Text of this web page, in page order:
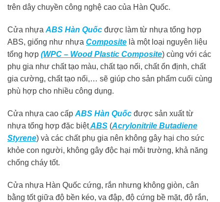
trên dây chuyền công nghệ cao của Hàn Quốc.
Cửa nhựa ABS Hàn Quốc được làm từ nhựa tổng hợp
ABS, giống như nhựa Composite là một loại nguyên liệu
tổng hợp (WPC – Wood Plastic Composite) cùng với các
phụ gia như chất tạo màu, chất tạo nối, chất ổn định, chất
gia cường, chất tạo nổi,… sẽ giúp cho sản phẩm cuối cùng
phù hợp cho nhiều công dụng.
Cửa nhựa cao cấp ABS Hàn Quốc được sản xuất từ
nhựa tổng hợp đặc biệtABS (Acrylonitrile Butadiene
Styrene) và các chất phụ gia nên không gây hại cho sức
khỏe con người, không gây độc hại môi trường, khả năng
chống cháy tốt.
Cửa nhựa Hàn Quốc cứng, rắn nhưng không giòn, cân
bằng tốt giữa độ bền kéo, va đập, độ cứng bề mặt, độ rắn,